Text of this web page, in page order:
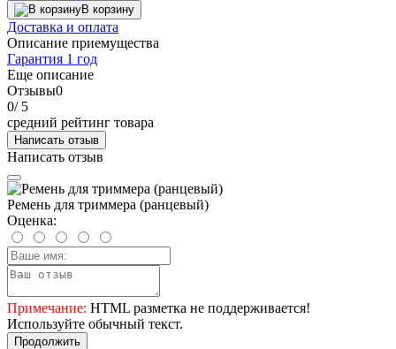
В корзину
Доставка и оплата
Описание приемущества
Гарантия 1 год
Еще описание
Отзывы0
0/ 5
средний рейтинг товара
Написать отзыв
Написать отзыв
Ремень для триммера (ранцевый)
Оценка:
Примечание: HTML разметка не поддерживается!
Используйте обычный текст.
Продолжить